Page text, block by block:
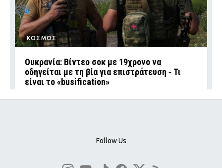
ΚΟΣΜΟΣ
Ουκρανία: Βίντεο σοκ με 19χρονο να
οδηγείται με τη βία για επιστράτευση ‑ Τι
είναι το «busification»
Follow Us